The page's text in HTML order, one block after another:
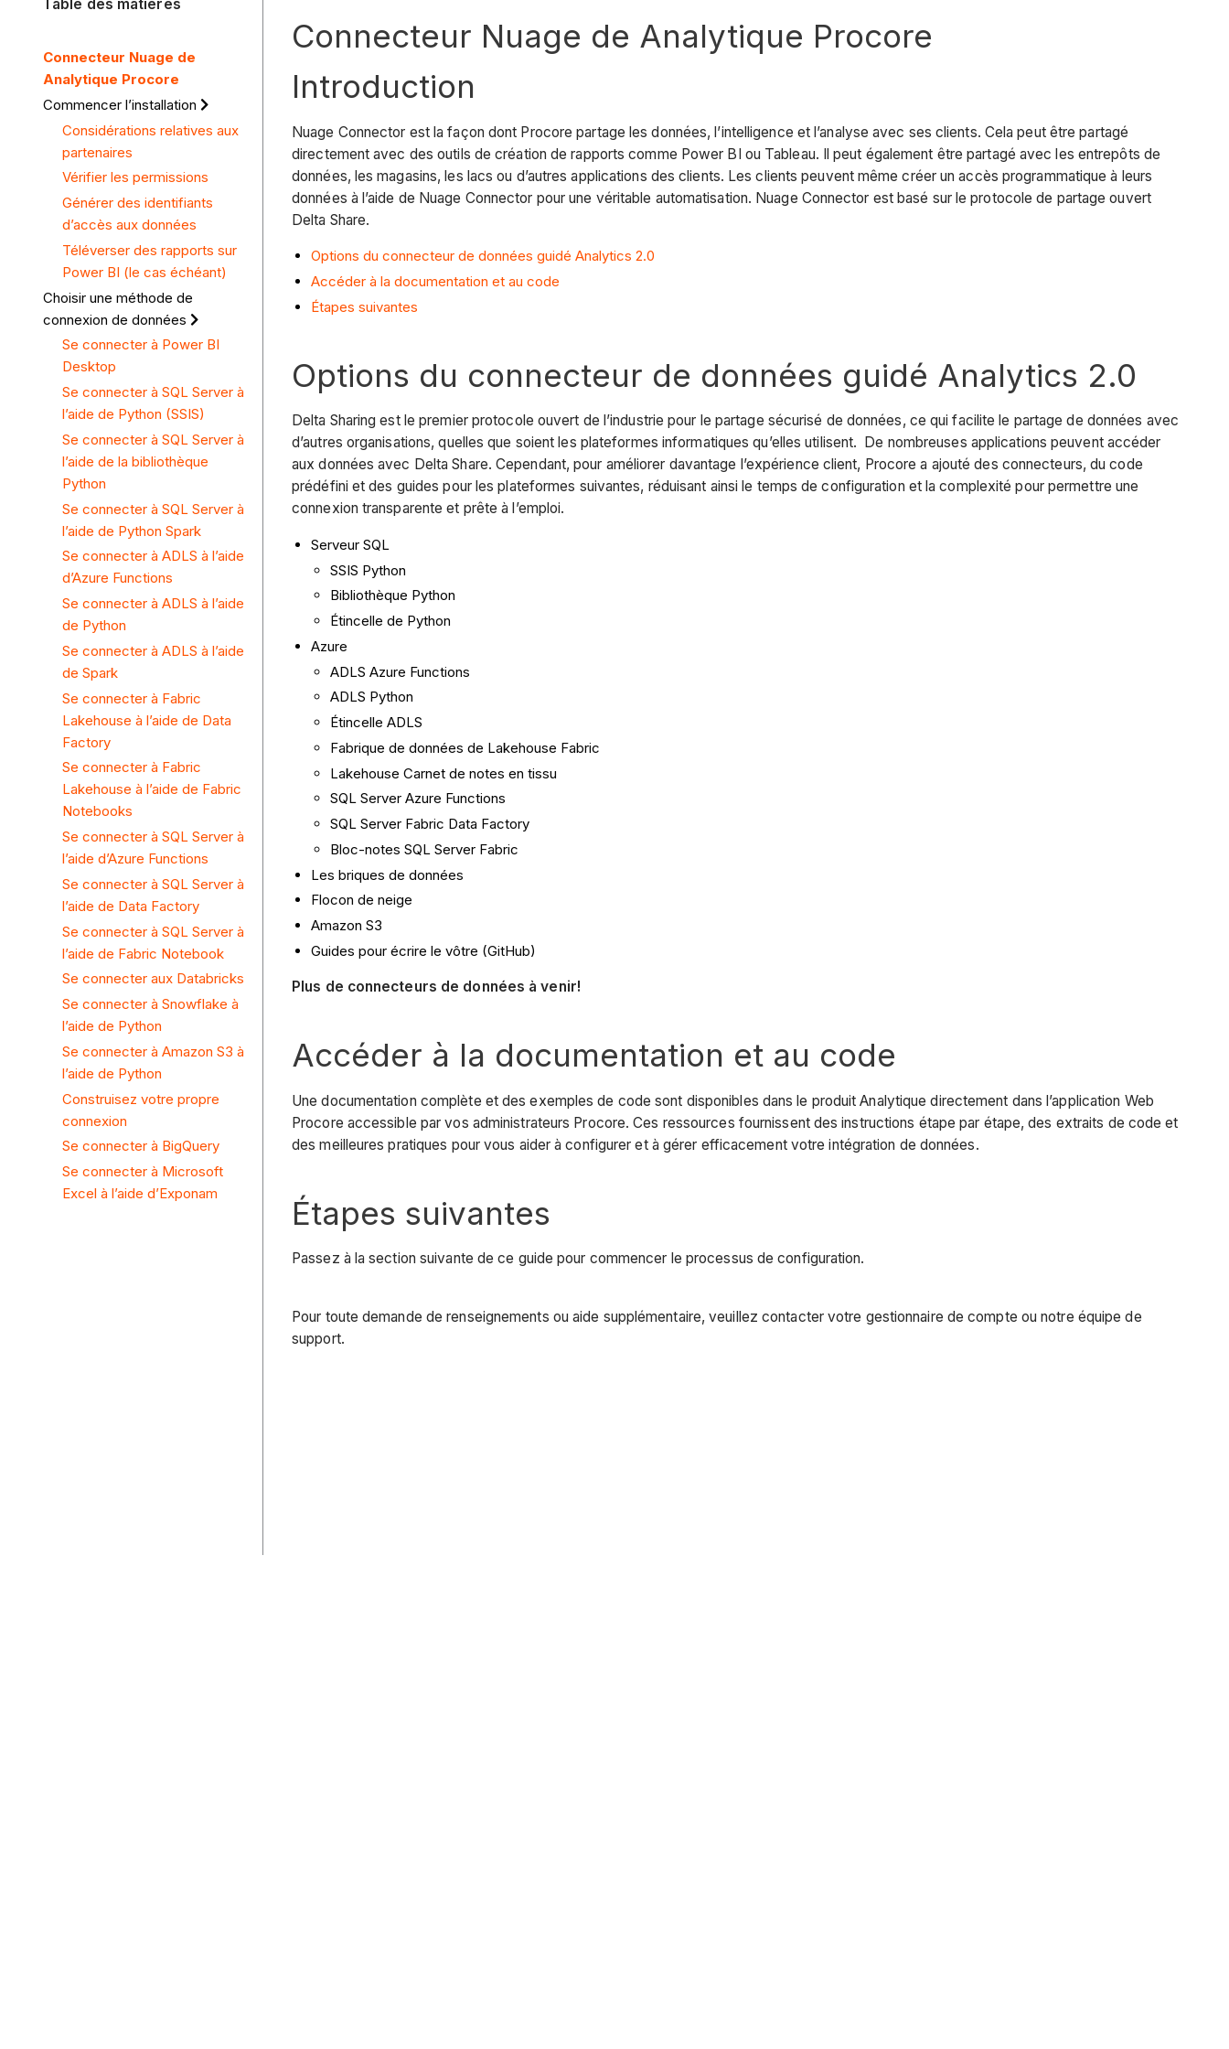
Table des matières
Connecteur Nuage de
Analytique Procore
Commencer l’installation
Considérations relatives aux
partenaires
Vérifier les permissions
Générer des identifiants
d’accès aux données
Téléverser des rapports sur
Power BI (le cas échéant)
Choisir une méthode de
connexion de données
Se connecter à Power BI
Desktop
Se connecter à SQL Server à
l’aide de Python (SSIS)
Se connecter à SQL Server à
l’aide de la bibliothèque
Python
Se connecter à SQL Server à
l’aide de Python Spark
Se connecter à ADLS à l’aide
d’Azure Functions
Se connecter à ADLS à l’aide
de Python
Se connecter à ADLS à l’aide
de Spark
Se connecter à Fabric
Lakehouse à l’aide de Data
Factory
Se connecter à Fabric
Lakehouse à l’aide de Fabric
Notebooks
Se connecter à SQL Server à
l’aide d’Azure Functions
Se connecter à SQL Server à
l’aide de Data Factory
Se connecter à SQL Server à
l’aide de Fabric Notebook
Se connecter aux Databricks
Se connecter à Snowflake à
l’aide de Python
Se connecter à Amazon S3 à
l’aide de Python
Construisez votre propre
connexion
Se connecter à BigQuery
Se connecter à Microsoft
Excel à l’aide d’Exponam
Connecteur Nuage de Analytique Procore
Introduction
Nuage Connector est la façon dont Procore partage les données, l’intelligence et l’analyse avec ses clients. Cela peut être partagé
directement avec des outils de création de rapports comme Power BI ou Tableau. Il peut également être partagé avec les entrepôts de
données, les magasins, les lacs ou d’autres applications des clients. Les clients peuvent même créer un accès programmatique à leurs
données à l’aide de Nuage Connector pour une véritable automatisation. Nuage Connector est basé sur le protocole de partage ouvert
Delta Share.
Options du connecteur de données guidé Analytics 2.0
Accéder à la documentation et au code
Étapes suivantes
Options du connecteur de données guidé Analytics 2.0
Delta Sharing est le premier protocole ouvert de l’industrie pour le partage sécurisé de données, ce qui facilite le partage de données avec
d’autres organisations, quelles que soient les plateformes informatiques qu’elles utilisent. De nombreuses applications peuvent accéder
aux données avec Delta Share. Cependant, pour améliorer davantage l’expérience client, Procore a ajouté des connecteurs, du code
prédéfini et des guides pour les plateformes suivantes, réduisant ainsi le temps de configuration et la complexité pour permettre une
connexion transparente et prête à l’emploi.
Serveur SQL
SSIS Python
Bibliothèque Python
Étincelle de Python
Azure
ADLS Azure Functions
ADLS Python
Étincelle ADLS
Fabrique de données de Lakehouse Fabric
Lakehouse Carnet de notes en tissu
SQL Server Azure Functions
SQL Server Fabric Data Factory
Bloc-notes SQL Server Fabric
Les briques de données
Flocon de neige
Amazon S3
Guides pour écrire le vôtre (GitHub)
Plus de connecteurs de données à venir!
Accéder à la documentation et au code
Une documentation complète et des exemples de code sont disponibles dans le produit Analytique directement dans l’application Web
Procore accessible par vos administrateurs Procore. Ces ressources fournissent des instructions étape par étape, des extraits de code et
des meilleures pratiques pour vous aider à configurer et à gérer efficacement votre intégration de données.
Étapes suivantes
Passez à la section suivante de ce guide pour commencer le processus de configuration.
Pour toute demande de renseignements ou aide supplémentaire, veuillez contacter votre gestionnaire de compte ou notre équipe de
support.